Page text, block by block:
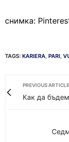
снимка:
TAGS: KARIERA, PARI,
PREVIOUS ARTICLE
Как да